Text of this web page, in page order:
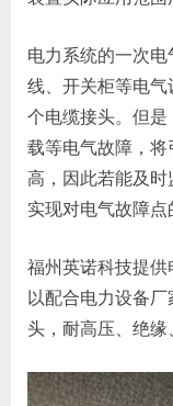
电力系统的一次
线、开关柜等电
个电缆接头。但
载等电气故障，
高，因此若能及
实现对电气故障点
福州英诺科技提
以配合电力设备
头，耐高压、绝缘